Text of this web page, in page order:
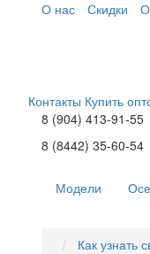
О нас Скидки
Контакты Купить
8 (904) 413-91-55
8 (8442) 35-60-54
Модели
Как узнать